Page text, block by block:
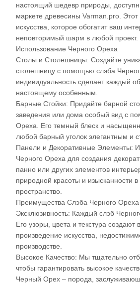
настоящий шедевр природы,
маркете древесины Varman.pro. Этот
искусства, которое обогатит ваш
неповторимый шарм в любой проект.
Использование Черного Ореха
Столы и Столешницы: Создайте
столешницу с помощью слэба
индивидуальность сделает каждый
настоящему особенным.
Барные Стойки: Придайте барной
заведения или дома особый вид с
Ореха. Его темный блеск и
любой барный уголок элегантным и
Панели и Декоративные Элементы:
Черного Ореха для создания
панно или других элементов
природной красоты и изысканности
пространство.
Преимущества Слэба Черного Ореха
Эксклюзивность: Каждый слэб
Его узоры, цвета и текстура создают
произведение искусства,
производстве.
Высокое Качество: Мы тщательно
чтобы гарантировать высокое
Черный Орех – порода,